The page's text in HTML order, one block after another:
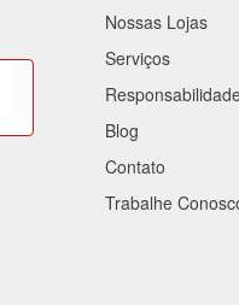
Nossas Lojas
Serviços
Blog
Contato
Trabalhe